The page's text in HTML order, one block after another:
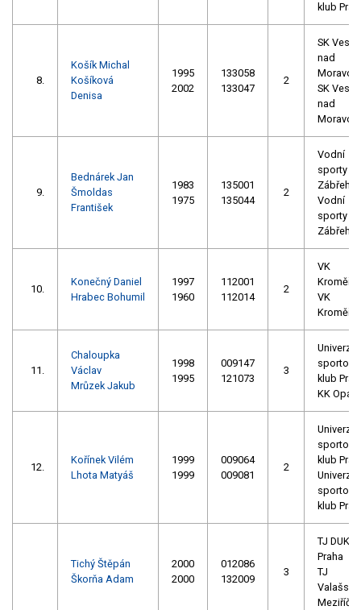
klub
8.
Košík Michal
Košíková
Denisa
1995
2002
133058
133047
2
SK Veselí
nad
Moravou
SK Veselí
nad
Moravou
9.
Bednárek Jan
Šmoldas
František
1983
1975
135001
135044
2
Vodní
sporty
Zábřeh
Vodní
sporty
Zábřeh
10.
Konečný Daniel
Hrabec Bohumil
1997
1960
112001
112014
2
VK
Kroměříž
VK
Kroměříž
11.
Chaloupka
Václav
Mrůzek Jakub
1998
1995
009147
121073
3
sportovní
klub
KK
12.
Kořínek Vilém
Lhota Matyáš
1999
1999
009064
009081
2
sportovní
klub
sportovní
klub
Tichý Štěpán
Škorňa Adam
2000
2000
012086
132009
3
TJ
Praha
TJ
Valašské
Meziříčí